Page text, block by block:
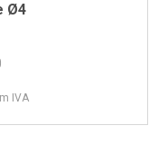
Ø4
IVA